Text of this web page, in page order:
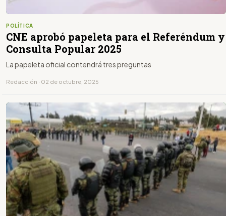
POLÍTICA
CNE aprobó papeleta para el Referéndum y
Consulta Popular 2025
La papeleta oficial contendrá tres preguntas
Redacción · 02 de octubre, 2025